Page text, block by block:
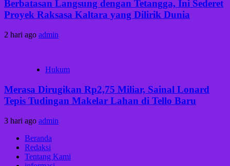
Berbatasan Langsung dengan Tetangga, Ini Sederet
Proyek Raksasa Kaltara yang Dilirik Dunia
2 hari ago admin
Hukum
Merasa Dirugikan Rp2,75 Miliar, Sainal Lonard
Tepis Tudingan Makelar Lahan di Tello Baru
3 hari ago admin
Beranda
Redaksi
Tentang Kami